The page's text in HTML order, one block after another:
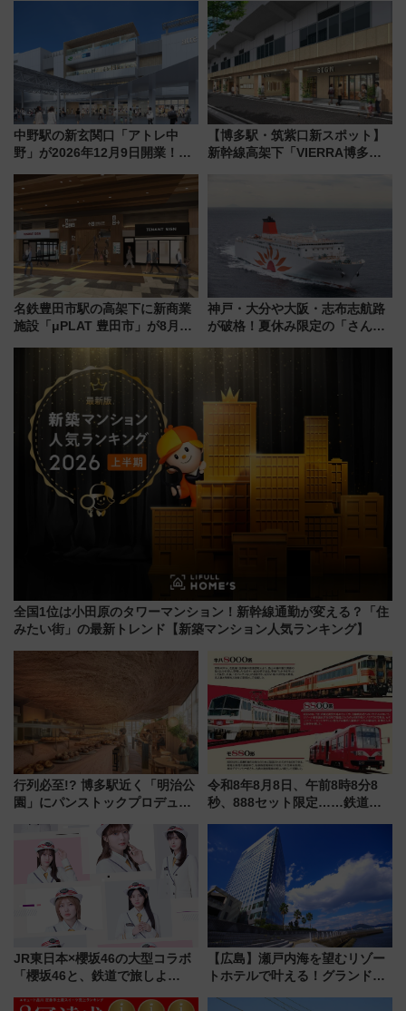
せば空きが見つかることも 混
雑避ける「空席」探しのコツ
中野駅の新玄関口「アトレ中
野」が2026年12月9日開業！新
注目スポット
【博多駅・筑紫口新スポット】
新幹線高架下「VIERRA博多テ
名鉄豊田市駅の高架下に新商業
施設「μPLAT 豊田市」が8月26
たな玄関口へ
神戸・大分や大阪・志布志航路
が破格！夏休み限定の「さんふ
ート 夕朝食ビュッフェ付きで
快適な船旅はいかが？
全国1位は小田原のタワーマンション！新幹線通勤が変える？「住
みたい街」の最新トレンド【新築マンション人気ランキング】
行列必至!? 博多駅近く「明治公
園」にパンストックプロデュー
オープン 秋からはビストロ営業
も！
令和8年8月8日、午前8時8分8
秒、888セット限定……鉄道各
JR東日本×櫻坂46の大型コラボ
「櫻坂46と、鉄道で旅しよ
【広島】瀬戸内海を望むリゾー
トホテルで叶える！グランドプ